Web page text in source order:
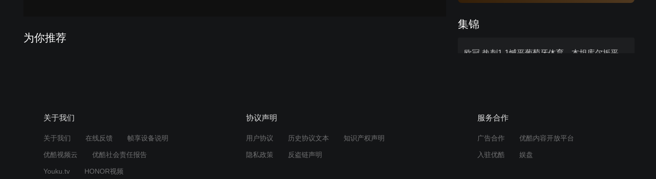
集锦
为你推荐
关于我们
关于我们 在线反馈 帧享设备说明
优酷视频云 优酷社会责任报告
Youku.tv HONOR视频
协议声明
用户协议 历史协议文本 知识产权声明
隐私政策 反盗链声明
服务合作
广告合作 优酷内容开放平台
入驻优酷 娱盘